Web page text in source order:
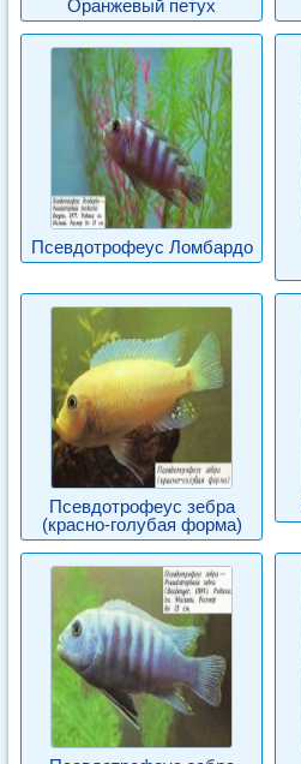
Оранжевый петух
Псевдотрофеус Ломбардо
Псевдотрофеус зебра
(красно-голубая форма)